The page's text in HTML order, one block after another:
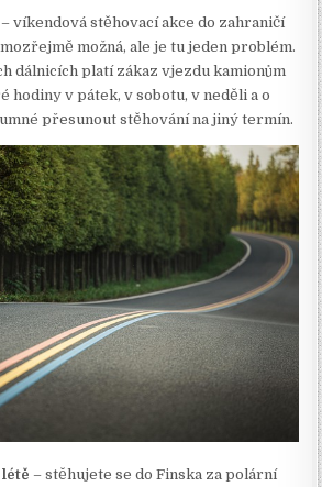
– víkendová stěhovací akce do zahraničí
možná, ale je tu jeden problém.
dálnicích platí zákaz vjezdu kamionům
hodiny v pátek, v sobotu, v neděli a o
přesunout stěhování na jiný termín.
létě – stěhujete se do Finska za polární